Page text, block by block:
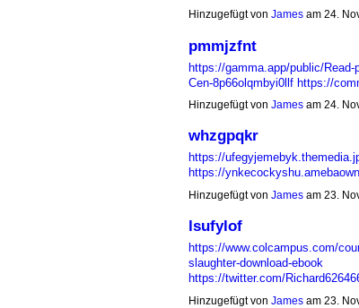
Hinzugefügt von Jamesam 24.
pmmjzfnt
https://gamma.app/public/Read-
Cen-8p66olqmbyi0llf https://
Hinzugefügt von Jamesam 24.
whzgpqkr
https://
https://
Hinzugefügt von Jamesam 23.
lsufylof
https://www.colcampus.com/
slaughter-download-ebook
https://twitter.com/
Hinzugefügt von Jamesam 23.